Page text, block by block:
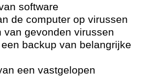
software
de computer op virussen
van gevonden virussen
backup van belangrijke
een vastgelopen